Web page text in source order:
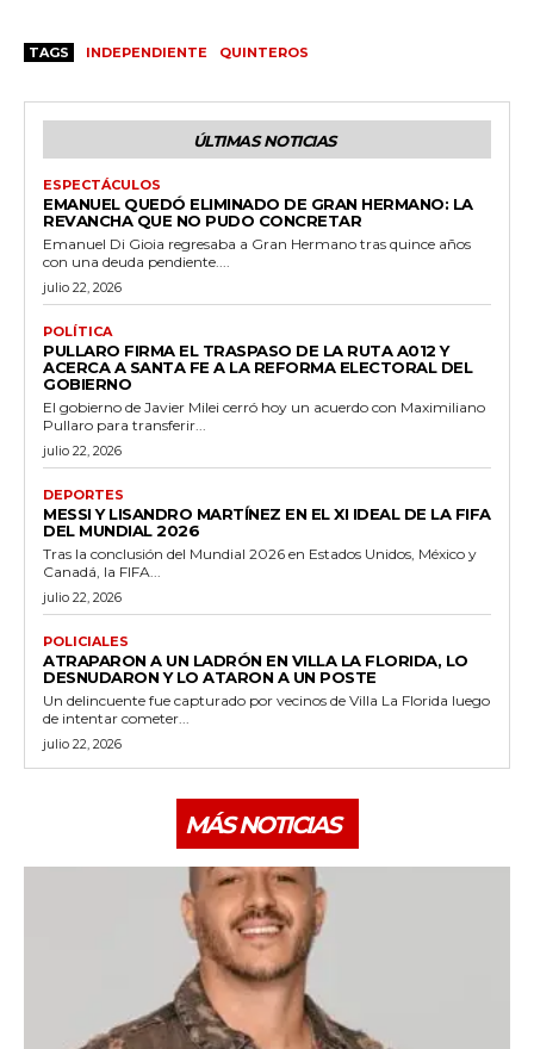
TAGS INDEPENDIENTE QUINTEROS
ÚLTIMAS NOTICIAS
ESPECTÁCULOS
EMANUEL QUEDÓ ELIMINADO DE GRAN HERMANO: LA
REVANCHA QUE NO PUDO CONCRETAR
Emanuel Di Gioia regresaba a Gran Hermano tras quince años
con una deuda pendiente....
julio 22, 2026
POLÍTICA
PULLARO FIRMA EL TRASPASO DE LA RUTA A012 Y
ACERCA A SANTA FE A LA REFORMA ELECTORAL DEL
GOBIERNO
El gobierno de Javier Milei cerró hoy un acuerdo con Maximiliano
Pullaro para transferir...
julio 22, 2026
DEPORTES
MESSI Y LISANDRO MARTÍNEZ EN EL XI IDEAL DE LA FIFA
DEL MUNDIAL 2026
Tras la conclusión del Mundial 2026 en Estados Unidos, México y
Canadá, la FIFA...
julio 22, 2026
POLICIALES
ATRAPARON A UN LADRÓN EN VILLA LA FLORIDA, LO
DESNUDARON Y LO ATARON A UN POSTE
Un delincuente fue capturado por vecinos de Villa La Florida luego
de intentar cometer...
julio 22, 2026
MÁS NOTICIAS